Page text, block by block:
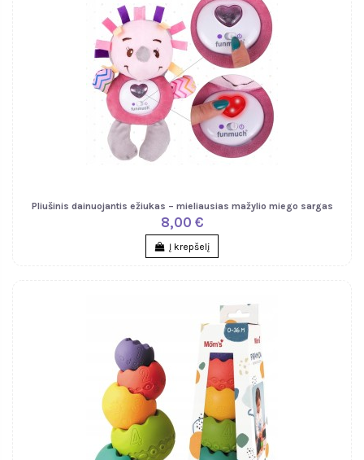
Pliušinis dainuojantis ežiukas – mieliausias mažylio miego sargas
8,00 €
Į krepšelį